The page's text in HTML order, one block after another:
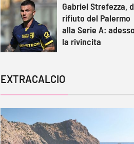
Gabriel Strefezza,
rifiuto del Palermo
alla Serie A: adesso
la rivincita
EXTRACALCIO